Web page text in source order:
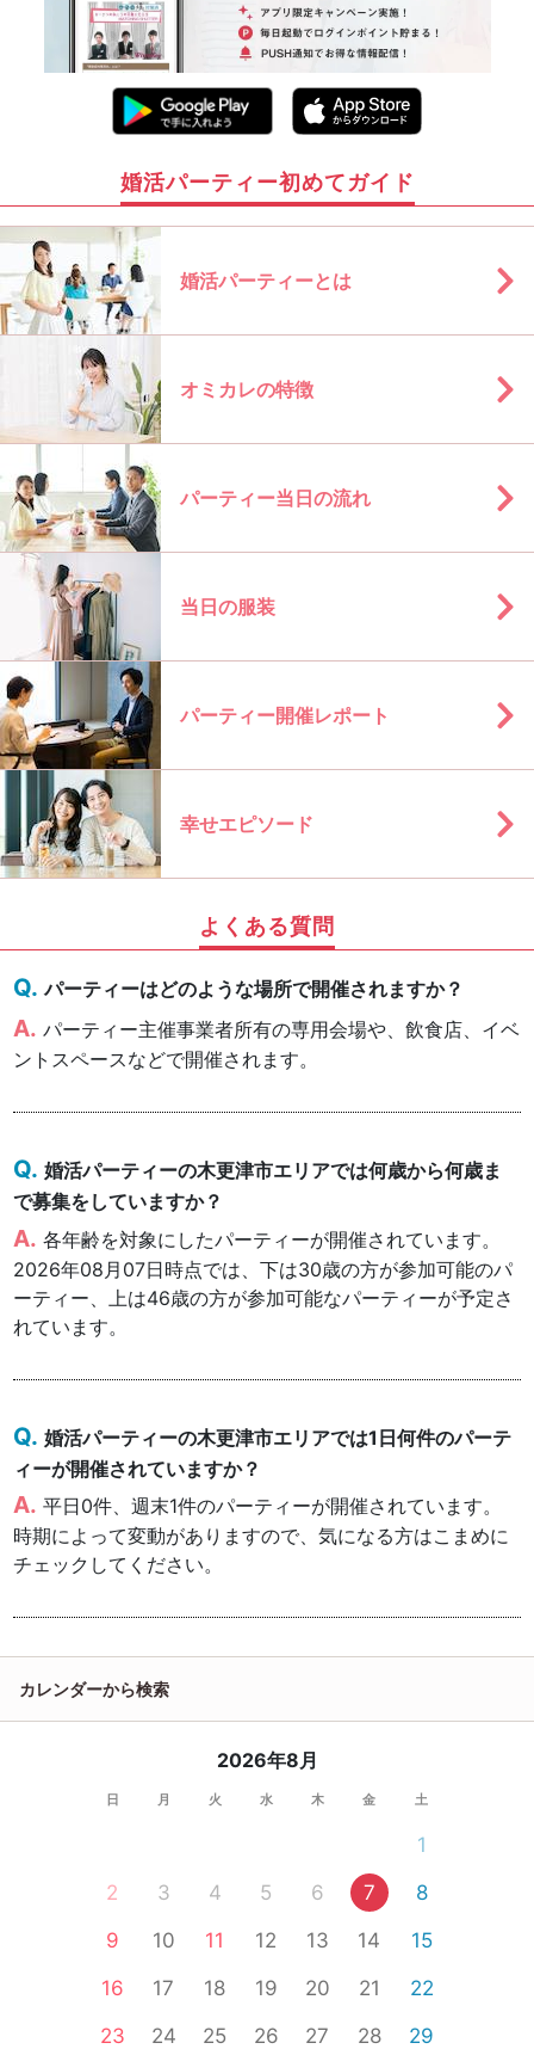
婚活パーティー初めてガイド
婚活パーティーとは
オミカレの特徴
パーティー当日の流れ
当日の服装
パーティー開催レポート
幸せエピソード
よくある質問
パーティーはどのような場所で開催されますか？
パーティー主催事業者所有の専用会場や、飲食店、イベ
ントスペースなどで開催されます。
婚活パーティーの木更津市エリアでは何歳から何歳ま
で募集をしていますか？
各年齢を対象にしたパーティーが開催されています。
2026年08月07日時点では、下は30歳の方が参加可能のパ
ーティー、上は46歳の方が参加可能なパーティーが予定さ
れています。
婚活パーティーの木更津市エリアでは1日何件のパーテ
ィーが開催されていますか？
平日0件、週末1件のパーティーが開催されています。
時期によって変動がありますので、気になる方はこまめに
チェックしてください。
カレンダーから検索
2026年8月
日 月 火 水 木 金 土
1
2
3 4 5 6 7
8
9
10 11 12 13 14
15
16
17 18 19 20 21
22
23
24 25 26 27 28
29